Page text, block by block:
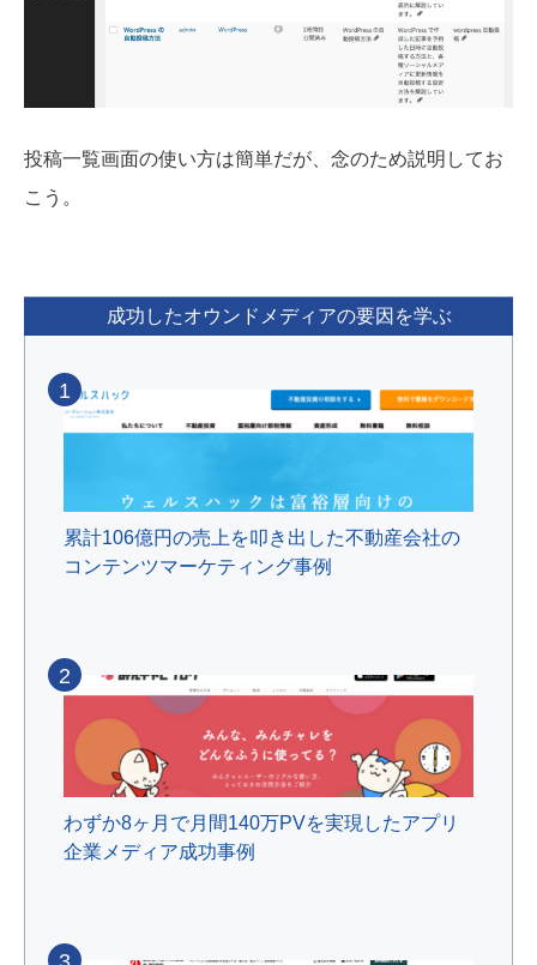
投稿一覧画面の使い方は簡単だが、念のため説明してお
こう。
成功したオウンドメディアの要因を学ぶ
累計106億円の売上を叩き出した不動産会社の
コンテンツマーケティング事例
1
わずか8ヶ月で月間140万PVを実現したアプリ
企業メディア成功事例
2